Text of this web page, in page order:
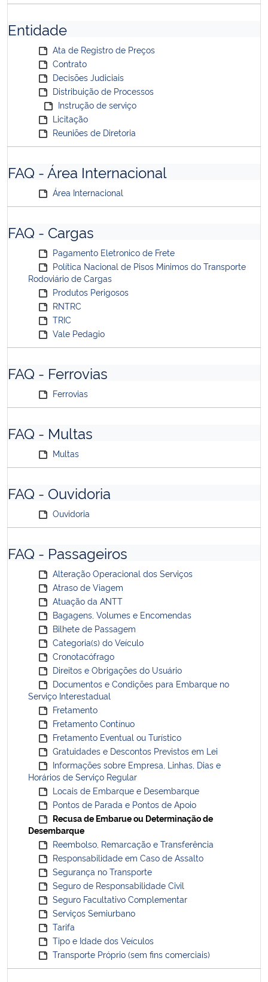
Entidade
Ata de Registro de Preços
Contrato
Decisões Judiciais
Distribuição de Processos
Instrução de serviço
Licitação
Reuniões de Diretoria
FAQ - Área Internacional
Área Internacional
FAQ - Cargas
Pagamento Eletronico de Frete
Política Nacional de Pisos Mínimos do Transporte
Rodoviário de Cargas
Produtos Perigosos
RNTRC
TRIC
Vale Pedagio
FAQ - Ferrovias
Ferrovias
FAQ - Multas
Multas
FAQ - Ouvidoria
Ouvidoria
FAQ - Passageiros
Alteração Operacional dos Serviços
Atraso de Viagem
Atuação da ANTT
Bagagens, Volumes e Encomendas
Bilhete de Passagem
Categoria(s) do Veículo
Cronotacófrago
Direitos e Obrigações do Usuário
Documentos e Condições para Embarque no
Serviço Interestadual
Fretamento
Fretamento Contínuo
Fretamento Eventual ou Turístico
Gratuidades e Descontos Previstos em Lei
Informações sobre Empresa, Linhas, Dias e
Horários de Serviço Regular
Locais de Embarque e Desembarque
Pontos de Parada e Pontos de Apoio
Recusa de Embarue ou Determinação de
Desembarque
Reembolso, Remarcação e Transferência
Responsabilidade em Caso de Assalto
Segurança no Transporte
Seguro de Responsabilidade Civil
Seguro Facultativo Complementar
Serviços Semiurbano
Tarifa
Tipo e Idade dos Veículos
Transporte Próprio (sem fins comerciais)